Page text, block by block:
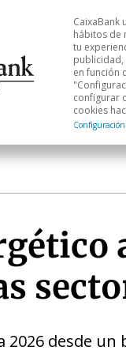
CaixaBank
hábitos de
tu
en función
configurar
cookies
Configuración
2026 desde